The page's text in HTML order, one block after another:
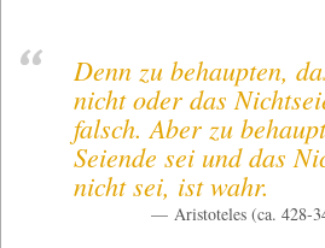
Denn zu behaupten,
nicht oder das
falsch. Aber zu
Seiende sei und das
nicht sei, ist wahr.
Aristoteles (ca.